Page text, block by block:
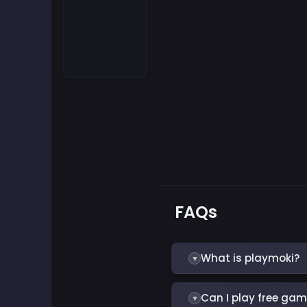
FAQs
▼ What is playmoki?
PlayMoki is an all-in-one
puzzles, arcade classics,
▼ Can I play free